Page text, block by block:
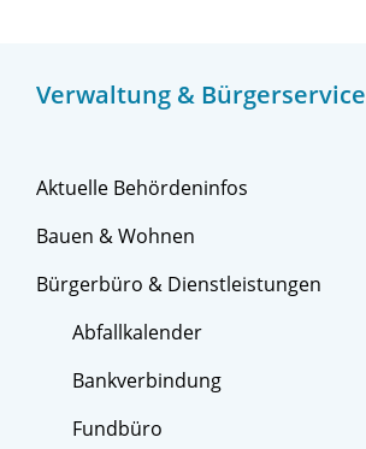
Verwaltung & Bürgerservice
Aktuelle Behördeninfos
Bauen & Wohnen
Bürgerbüro & Dienstleistungen
Abfallkalender
Bankverbindung
Fundbüro